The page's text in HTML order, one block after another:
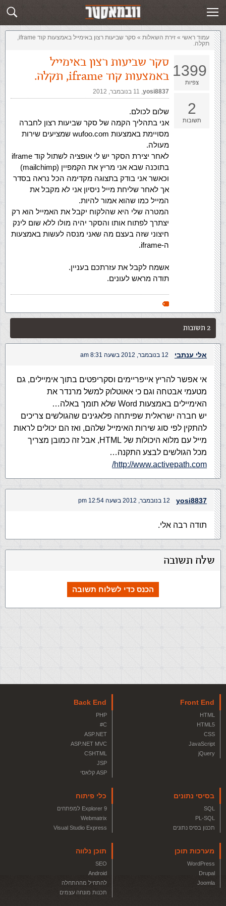
שלח תשובה זירת השאלות
עמוד ראשי » ‏זירת השאלות‏ »
סקר שביעות רצון באימייל באמצעות קוד iframe,
תקלה.
1399
צפיות
2
תשובות
סקר שביעות רצון באימייל
באמצעות קוד iframe, תקלה.
yosi8837
,‏ 11 בנובמבר, 2012
שלום לכולם.
אני בתהליך הקמה של סקר שביעות רצון לחברה
מסויימת באמצעות wufoo.com שמציעים שירות
מעולה.
לאחר יצירת הסקר יש לי אופציה לשתול קוד iframe
בתוכנה שבא אני מריץ את הקמפיין (mailchimp)
וכאשר אני בודק בתצוגה מקדימה הכל נראה בסדר
אך לאחר שליחת מייל ניסיון אני לא מקבל את
המייל כמו שהוא אמור להיות.
המטרה שלי היא שהלקוח יקבל את האמייל הוא רק
יצתרך לפתוח אותו והסקר יהיה מולו ללא שום לינק
חיצוני שזה בעצם מה שאני מנסה לעשות באמצעות
ה-iframe.
אשמח לקבל את עזרתכם בעניין.
תודה מראש לעונים.
2 תשובות
אלי ענתבי 12 בנובמבר, 2012 בשעה 8:31 am
אי אפשר להריץ אייפריימים וסקריפטים בתוך אימיילים, גם
מטעמי אבטחה וגם כי אאוטלוק למשל מרנדר את
האימיילים באמצעות Word שלא תומך באלה…
יש חברה ישראלית שפיתחה פלאגינים שהגולשים צריכים
להתקין לפי סוג שירות האימייל שלהם, ואז הם יכולים לראות
מייל עם מלוא היכולות של HTML, אבל זה כמובן מצריך
מכל הגולשים לבצע התקנה…
http://www.activepath.com/
yosi8837 12 בנובמבר, 2012 בשעה 12:54 pm
תודה רבה אלי.
שלח תשובה
הכנס כדי לשלוח תשובה
Front End
HTML
HTML5
CSS
JavaScript
jQuery
Back End
PHP
C#
ASP.NET
ASP.NET MVC
CSHTML
JSP
ASP קלאסי
בסיסי נתונים
SQL
PL-SQL
תכנון בסיס נתונים
כלי פיתוח
Explorer 9 למפתחים
Webmatrix
Visual Studio Express
מערכות תוכן
WordPress
Drupal
Joomla
תוכן נלווה
SEO
Android
להתחיל מההתחלה
תכנות מונחה עצמים